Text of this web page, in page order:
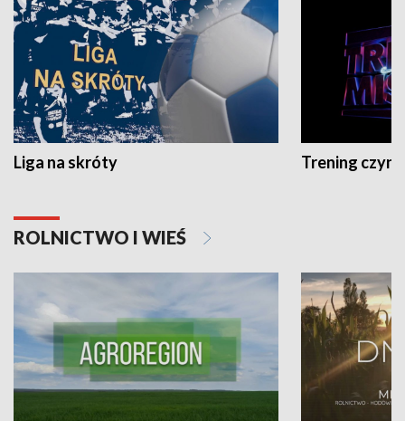
Liga na skróty Trening czyni
ROLNICTWO I WIEŚ